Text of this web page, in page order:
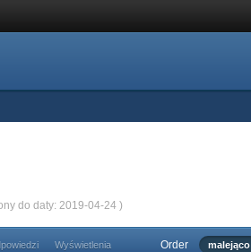
do daty: 2019-04-24 )
Wyświetlenia Order malejąco